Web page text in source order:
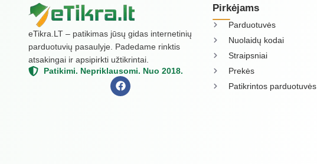
eTikra.LT – patikimas jūsų gidas internetinių
parduotuvių pasaulyje. Padedame rinktis
atsakingai ir apsipirkti užtikrintai.
Patikimi. Nepriklausomi. Nuo 2018.
Pirkėjams
Parduotuvės
Nuolaidų kodai
Straipsniai
Prekės
Patikrintos parduotuvės